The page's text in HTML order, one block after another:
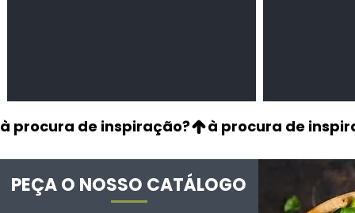
à procura de inspiração?
PEÇA O NOSSO CATÁLOGO